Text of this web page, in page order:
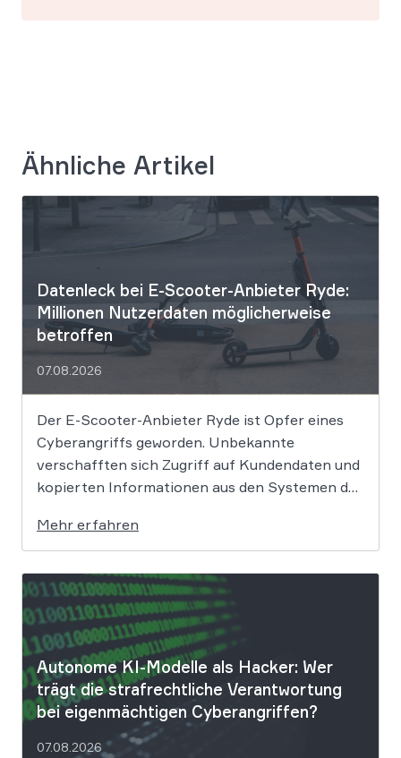
Ähnliche Artikel
Datenleck bei E-Scooter-Anbieter Ryde:
Millionen Nutzerdaten möglicherweise
betroffen
07.08.2026
Der E-Scooter-Anbieter Ryde ist Opfer eines
Cyberangriffs geworden. Unbekannte
verschafften sich Zugriff auf Kundendaten und
kopierten Informationen aus den Systemen des
für Betroffene hat, ist derzeit noch nicht
vollständig absehbar. Der Mobilitätsanbieter
Ryde hat seine Kunden über einen
Sicherheitsvorfall informiert. Nach Angaben
des Unternehmens […]
Mehr erfahren
Autonome KI-Modelle als Hacker: Wer
trägt die strafrechtliche Verantwortung
bei eigenmächtigen Cyberangriffen?
07.08.2026